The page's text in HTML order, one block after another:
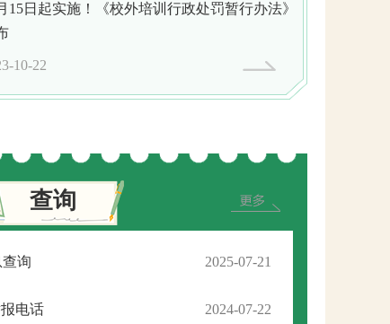
15日起实施！《校外培训行政处罚暂行办法》
10-22
查询
2025-07-21
询
2024-07-22
电话